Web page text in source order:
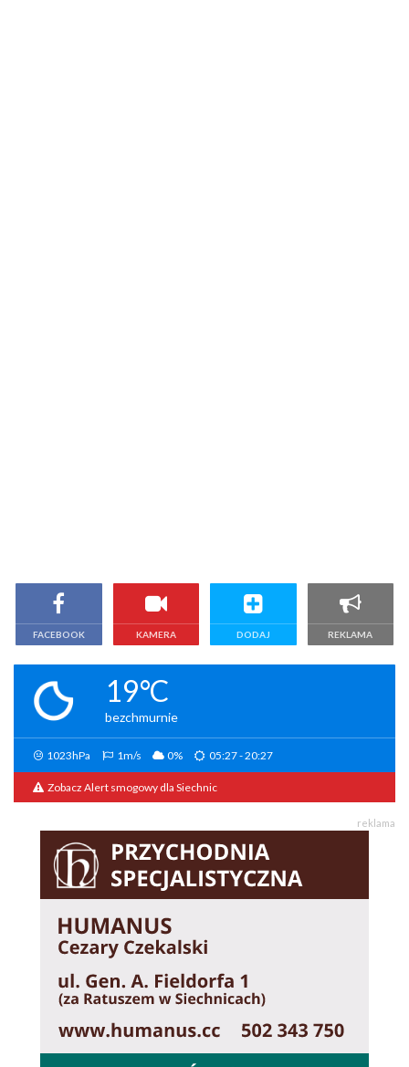
FACEBOOK KAMERA DODAJ REKLAMA
19°C
bezchmurnie
1023hPa 1m/s 0% 05:27 - 20:27
Zobacz Alert smogowy dla Siechnic
reklama